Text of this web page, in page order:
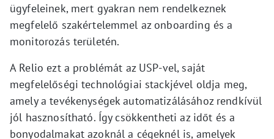
ügyfeleinek, mert gyakran nem rendelkeznek
megfelelő szakértelemmel az onboarding és a
monitorozás területén.
A Relio ezt a problémát az USP-vel, saját
megfelelőségi technológiai stackjével oldja meg,
amely a tevékenységek automatizálásához rendkívül
jól hasznosítható. Így csökkentheti az időt és a
bonyodalmakat azoknál a cégeknél is, amelyek